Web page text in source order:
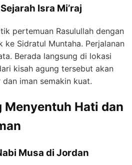
Isra Mi’raj
pertemuan Rasulullah dengan
ke Sidratul Muntaha. Perjalanan
Berada langsung di lokasi
kisah agung tersebut akan
iman semakin kuat.
Menyentuh Hati dan
Musa di Jordan